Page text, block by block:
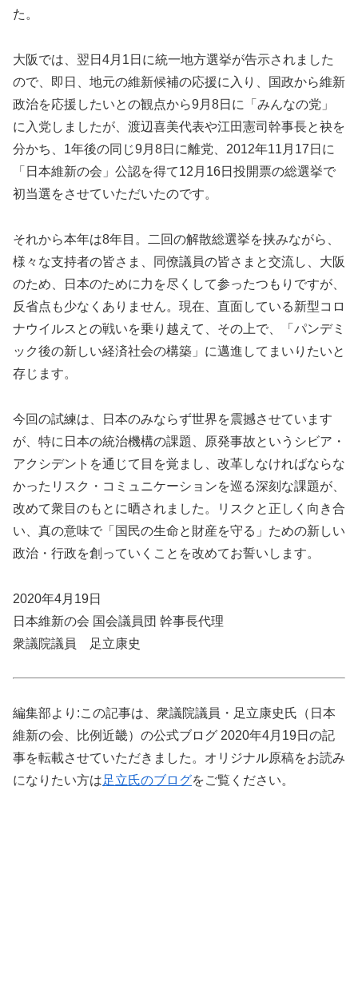
た。
大阪では、翌日4月1日に統一地方選挙が告示されました
ので、即日、地元の維新候補の応援に入り、国政から維新
政治を応援したいとの観点から9月8日に「みんなの党」
に入党しましたが、渡辺喜美代表や江田憲司幹事長と袂を
分かち、1年後の同じ9月8日に離党、2012年11月17日に
「日本維新の会」公認を得て12月16日投開票の総選挙で
初当選をさせていただいたのです。
それから本年は8年目。二回の解散総選挙を挟みながら、
様々な支持者の皆さま、同僚議員の皆さまと交流し、大阪
のため、日本のために力を尽くして参ったつもりですが、
反省点も少なくありません。現在、直面している新型コロ
ナウイルスとの戦いを乗り越えて、その上で、「パンデミ
ック後の新しい経済社会の構築」に邁進してまいりたいと
存じます。
今回の試練は、日本のみならず世界を震撼させています
が、特に日本の統治機構の課題、原発事故というシビア・
アクシデントを通じて目を覚まし、改革しなければならな
かったリスク・コミュニケーションを巡る深刻な課題が、
改めて衆目のもとに晒されました。リスクと正しく向き合
い、真の意味で「国民の生命と財産を守る」ための新しい
政治・行政を創っていくことを改めてお誓いします。
2020年4月19日
日本維新の会 国会議員団 幹事長代理
衆議院議員 足立康史
編集部より:この記事は、衆議院議員・足立康史氏（日本
維新の会、比例近畿）の公式ブログ 2020年4月19日の記
事を転載させていただきました。オリジナル原稿をお読み
になりたい方は足立氏のブログをご覧ください。